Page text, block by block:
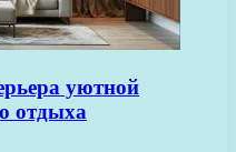
уютной
отдыха